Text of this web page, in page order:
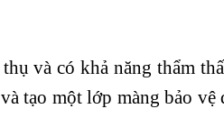
và có khả năng thẩm
tạo một lớp màng bảo